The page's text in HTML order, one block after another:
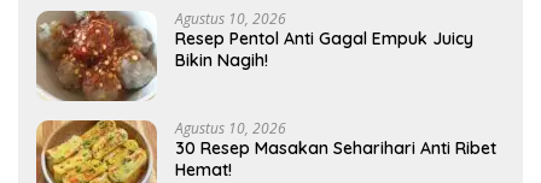
Agustus 10, 2026
Resep Pentol Anti Gagal Empuk Juicy
Bikin Nagih!
Agustus 10, 2026
30 Resep Masakan Seharihari Anti Ribet
Hemat!